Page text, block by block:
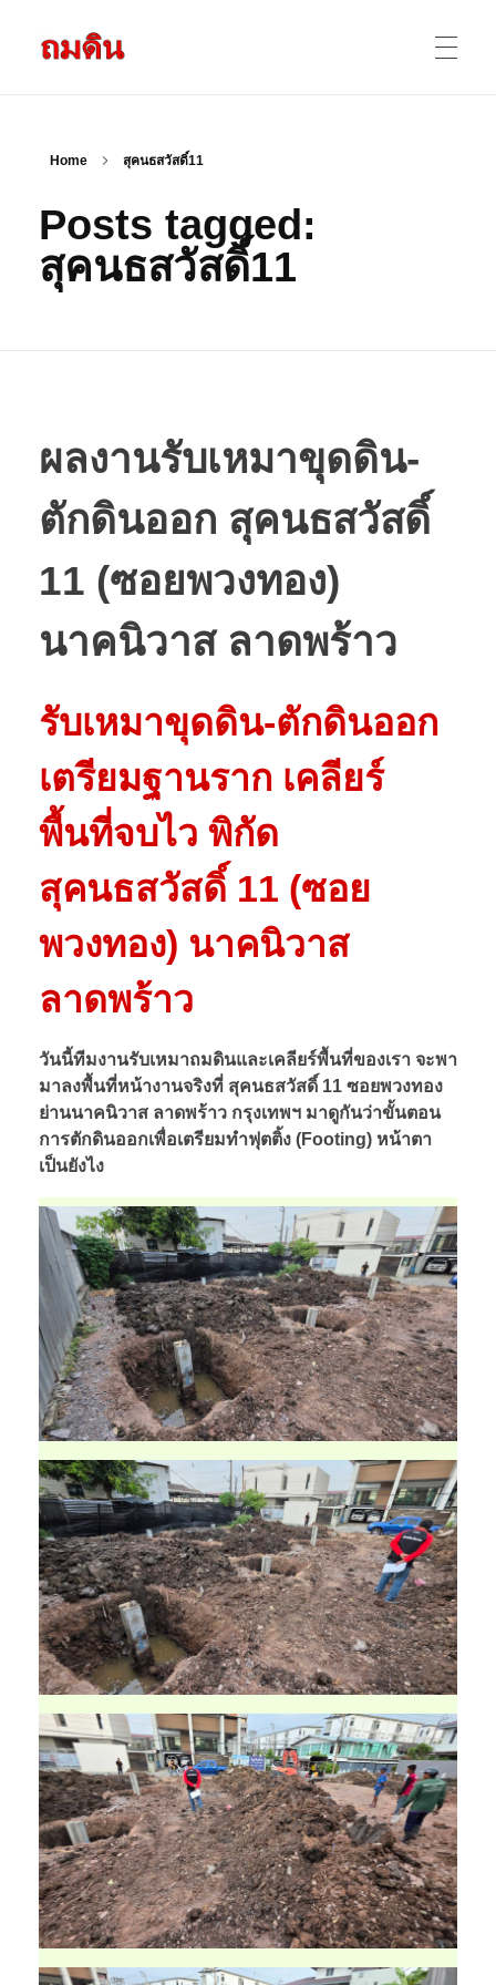
ผลงานถมดิน
Home สุคนธสวัสดิ์11
Posts tagged:
สุคนธสวัสดิ์11
ผลงานรับเหมาขุดดิน-
ตักดินออก สุคนธสวัสดิ์
11 (ซอยพวงทอง)
นาคนิวาส ลาดพร้าว
รับเหมาขุดดิน-ตักดินออก
เตรียมฐานราก เคลียร์
พื้นที่จบไว พิกัด
สุคนธสวัสดิ์ 11 (ซอย
พวงทอง) นาคนิวาส
ลาดพร้าว
วันนี้ทีมงานรับเหมาถมดินและเคลียร์พื้นที่ของเรา จะพา
มาลงพื้นที่หน้างานจริงที่ สุคนธสวัสดิ์ 11 ซอยพวงทอง
ย่านนาคนิวาส ลาดพร้าว กรุงเทพฯ มาดูกันว่าขั้นตอน
การตักดินออกเพื่อเตรียมทำฟุตติ้ง (Footing) หน้าตา
เป็นยังไง